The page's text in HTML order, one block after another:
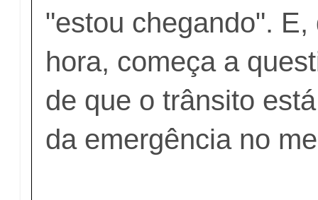
"estou chegando".
hora, começa a
de que o trânsito
da emergência no